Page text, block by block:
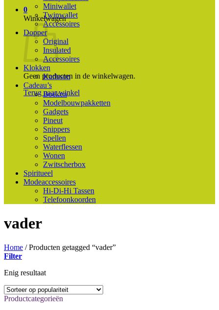
0
Winkelwagen
Geen producten in de winkelwagen.
Terug naar winkel
Miniwallet
Twinwallet
Accessoires
Dopper
Original
Insulated
Accessoires
Klokken
Karlsson
Cadeau’s
Boeken
Modelbouwpakketten
Gadgets
Pineut
Snippers
Spellen
Waterflessen
Wonen
Zwitscherbox
Spiritueel
Modeaccessoires
Hi-Di-Hi Tassen
Telefoonkoorden
vader
Home /Producten getagged “vader”
Filter
Enig resultaat
Productcategorieën